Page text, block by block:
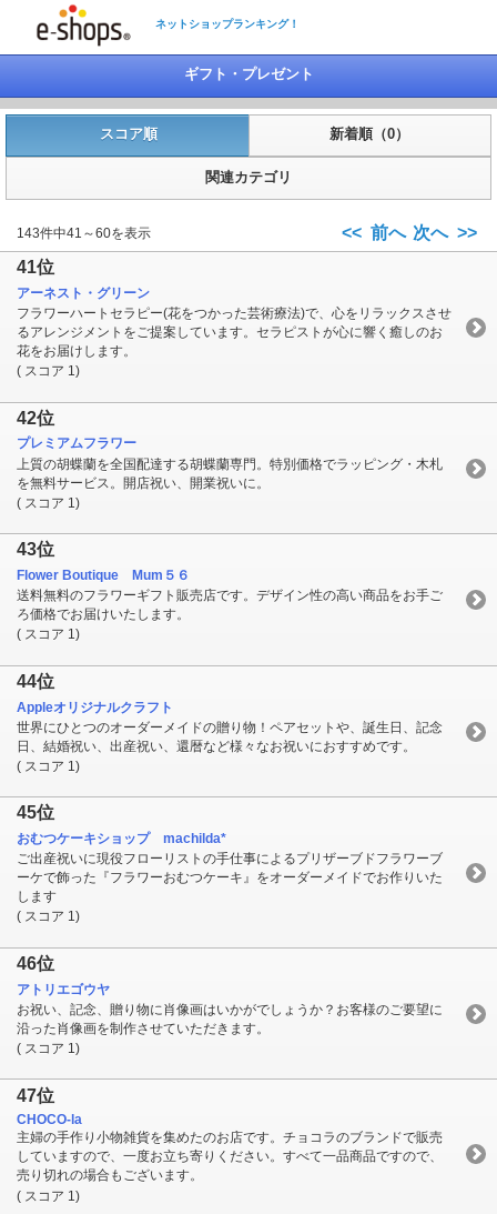
ネットショップランキング！
ギフト・プレゼント
スコア順 新着順（0）
関連カテゴリ
143件中41～60を表示 << 前へ 次へ >>
41位
アーネスト・グリーン
フラワーハートセラピー(花をつかった芸術療法)で、心をリラックスさせ
るアレンジメントをご提案しています。セラピストが心に響く癒しのお
花をお届けします。
( スコア 1)
42位
プレミアムフラワー
上質の胡蝶蘭を全国配達する胡蝶蘭専門。特別価格でラッピング・木札
を無料サービス。開店祝い、開業祝いに。
( スコア 1)
43位
Flower Boutique Mum５６
送料無料のフラワーギフト販売店です。デザイン性の高い商品をお手ご
ろ価格でお届けいたします。
( スコア 1)
44位
Appleオリジナルクラフト
世界にひとつのオーダーメイドの贈り物！ペアセットや、誕生日、記念
日、結婚祝い、出産祝い、還暦など様々なお祝いにおすすめです。
( スコア 1)
45位
おむつケーキショップ machilda*
ご出産祝いに現役フローリストの手仕事によるプリザーブドフラワーブ
ーケで飾った『フラワーおむつケーキ』をオーダーメイドでお作りいた
します
( スコア 1)
46位
アトリエゴウヤ
お祝い、記念、贈り物に肖像画はいかがでしょうか？お客様のご要望に
沿った肖像画を制作させていただきます。
( スコア 1)
47位
CHOCO-la
主婦の手作り小物雑貨を集めたのお店です。チョコラのブランドで販売
していますので、一度お立ち寄りください。すべて一品商品ですので、
売り切れの場合もございます。
( スコア 1)